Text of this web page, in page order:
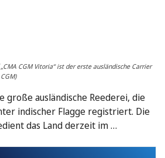
CGM Vitoria“ ist der erste ausländische Carrier
große ausländische Reederei, die
indischer Flagge registriert. Die
das Land derzeit im …